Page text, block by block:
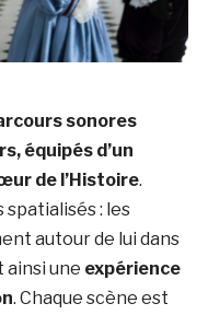
sonores
équipés d’un
de l’Histoire.
spatialisés : les
autour de lui dans
ainsi une expérience
. Chaque scène est